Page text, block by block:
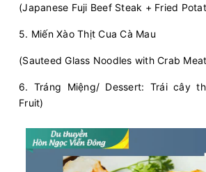
(Japanese Fuji Beef Steak + Fried
5. Miến Xào Thịt Cua Cà Mau
(Sauteed Glass Noodles with Crab
6. Tráng Miệng/ Dessert: Trái cây
Fruit)